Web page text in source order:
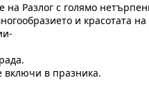
Разлог с голямо
и красотата
включи в празника.